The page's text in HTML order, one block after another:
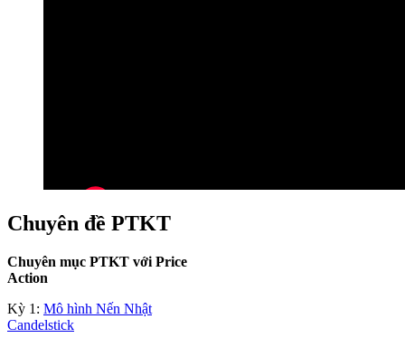
Chuyên đề PTKT
Chuyên mục PTKT với Price
Action
Kỳ 1: Mô hình Nến Nhật
Candelstick